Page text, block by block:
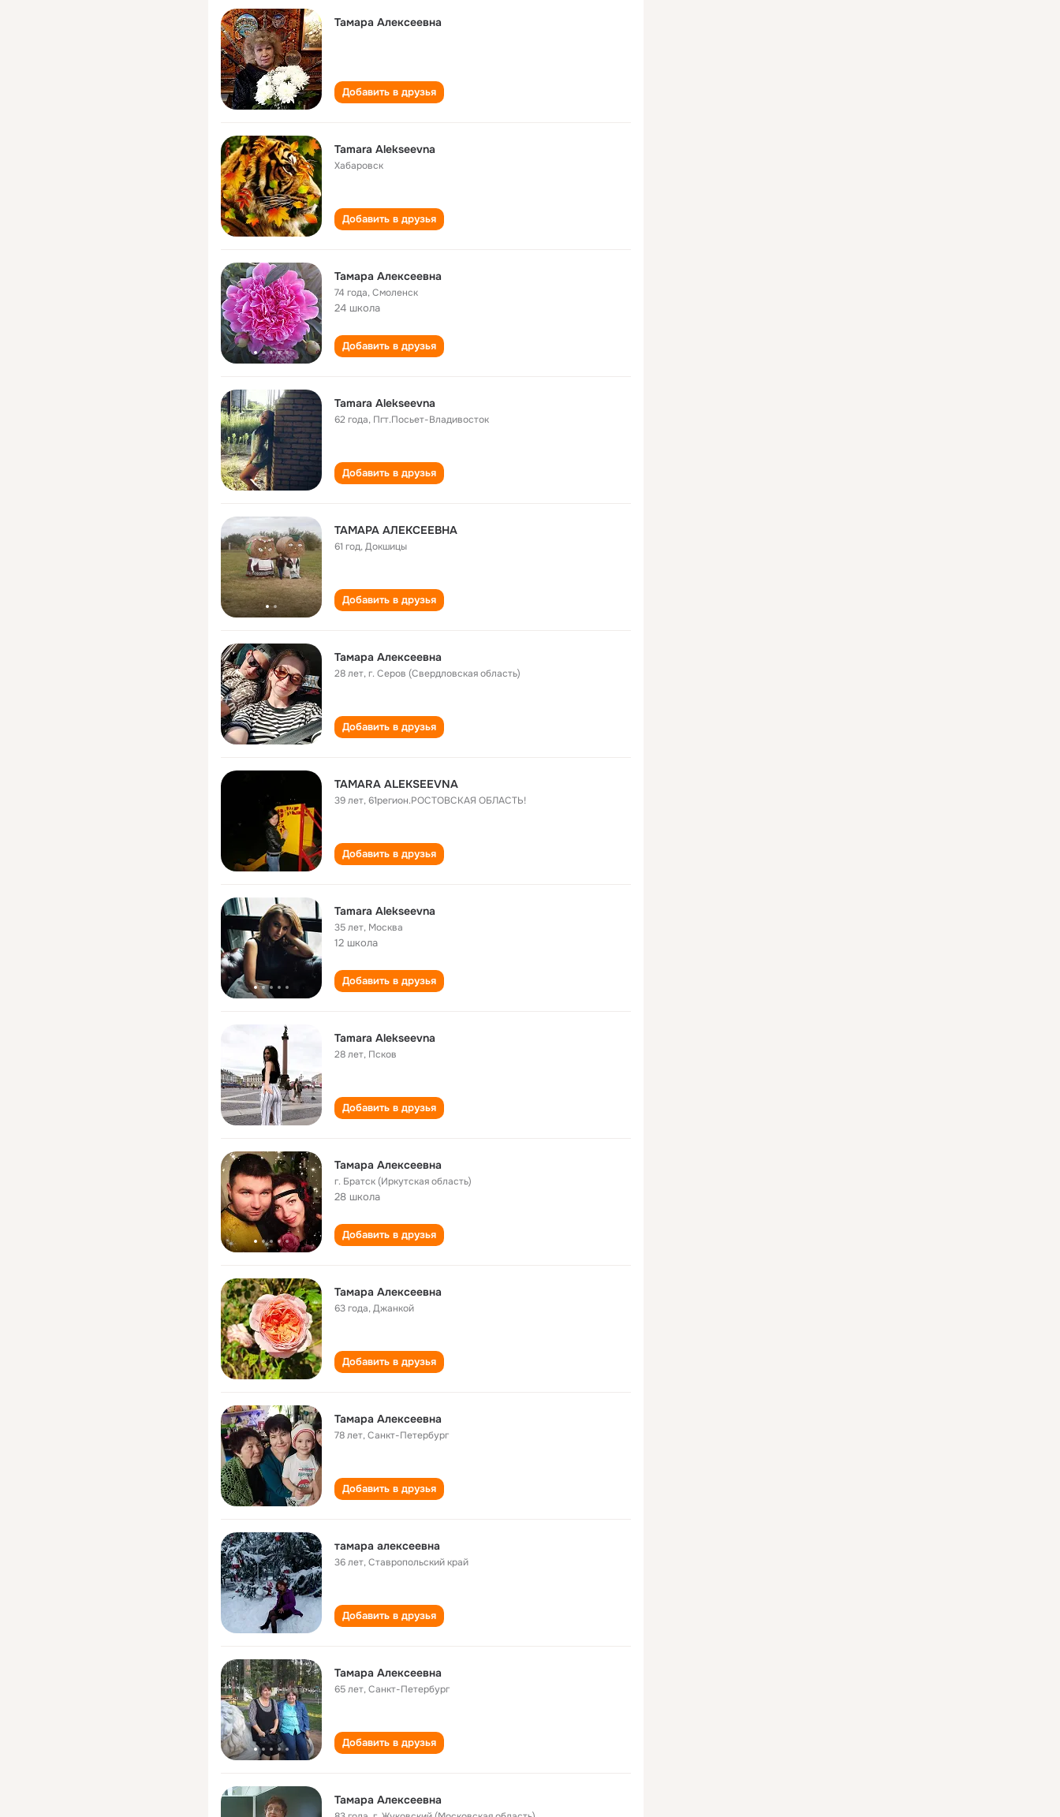
Тамара Алексеевна
Добавить в друзья
Tamara Alekseevna
Хабаровск
Добавить в друзья
Тамара Алексеевна
74 года,Смоленск
24 школа
Добавить в друзья
Tamara Alekseevna
62 года, Пгт.Посьет-Владивосток
Добавить в друзья
ТАМАРА АЛЕКСЕЕВНА
61 год,Докшицы
Добавить в друзья
Тамара Алексеевна
28 лет,г. Серов (Свердловская область)
Добавить в друзья
TAMARA ALEKSEEVNA
39 лет,61регион.РОСТОВСКАЯ ОБЛАСТЬ!
Добавить в друзья
Tamara Alekseevna
35 лет, Москва
12 школа
Добавить в друзья
Tamara Alekseevna
28 лет, Псков
Добавить в друзья
Тамара Алексеевна
г. Братск (Иркутская область)
28 школа
Добавить в друзья
Тамара Алексеевна
63 года,Джанкой
Добавить в друзья
Тамара Алексеевна
78 лет,Санкт-Петербург
Добавить в друзья
тамара алексеевна
36 лет,Ставропольский край
Добавить в друзья
Тамара Алексеевна
65 лет,Санкт-Петербург
Добавить в друзья
Тамара Алексеевна